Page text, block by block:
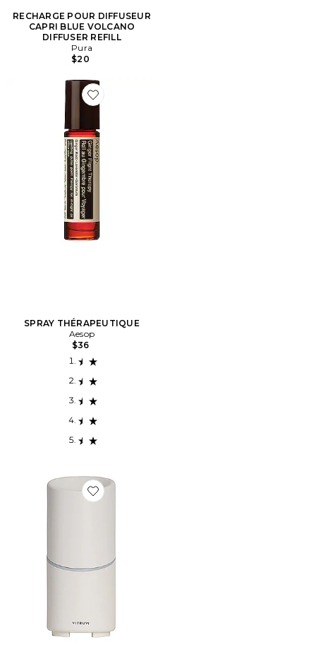
RECHARGE POUR DIFFUSEUR
CAPRI BLUE VOLCANO
DIFFUSER REFILL
Pura
$20
Favorite SPRAY THÉRAPEUTIQUE
SPRAY THÉRAPEUTIQUE
Aesop
$36
Favorite DIFFUSEUR D'HUILE CORDLESS MOVE